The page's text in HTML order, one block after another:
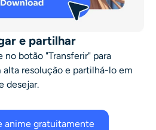
e partilhar
botão "Transferir" para
resolução e partilhá-lo em
desejar.
anime gratuitamente